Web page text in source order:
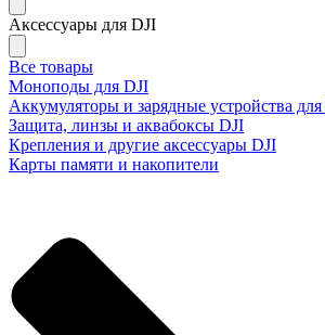
Аксессуары для DJI
Все товары
Моноподы для DJI
Аккумуляторы и зарядные устройства для
Защита, линзы и аквабоксы DJI
Крепления и другие аксессуары DJI
Карты памяти и накопители